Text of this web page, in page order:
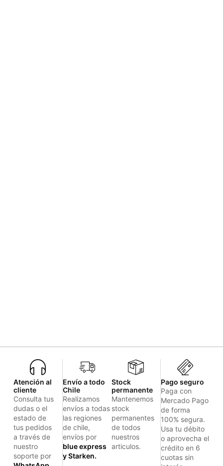
Atención al
cliente
Consulta tus
dudas o el
estado de
tus pedidos
a través de
nuestro
soporte por
Envío a todo
Chile
Realizamos
envíos a todas
las regiones
de chile,
envíos por
blue express
y Starken.
Stock
permanente
Mantenemos
stock
permanentes
de todos
nuestros
articulos.
Pago seguro
Paga con
Mercado Pago
de forma
100% segura.
Usa tu débito
o aprovecha el
crédito en 6
cuotas sin